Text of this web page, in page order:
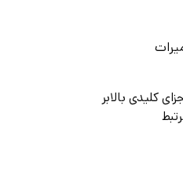
کلیدی بالابر